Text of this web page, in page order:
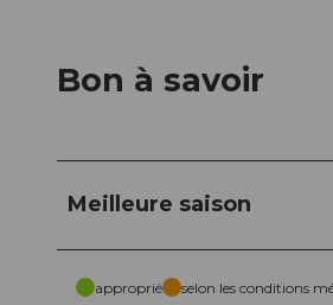
Bon à savoir
Meilleure saison
approprié selon les conditions